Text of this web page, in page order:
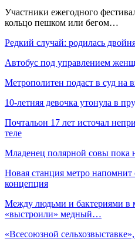
Участники ежегодного
кольцо пешком или бегом…
Редкий случай: родилась
Автобус под управлением
Метрополитен подаст в суд на
10-летняя девочка утонула в
Почтальон 17 лет источал
теле
Младенец полярной совы пока
Новая станция метро напомнит
концепция
Между людьми и бактериями в
«выстроили» медный…
«Всесоюзной